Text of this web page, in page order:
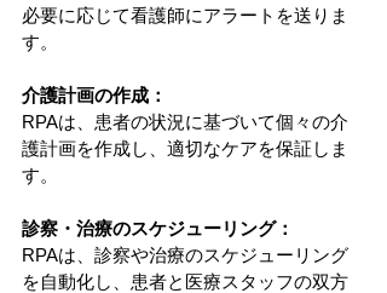
必要に応じて看護師にアラートを送りま
す。
介護計画の作成：
RPAは、患者の状況に基づいて個々の介
護計画を作成し、適切なケアを保証しま
す。
診察・治療のスケジューリング：
RPAは、診察や治療のスケジューリング
を自動化し、患者と医療スタッフの双方